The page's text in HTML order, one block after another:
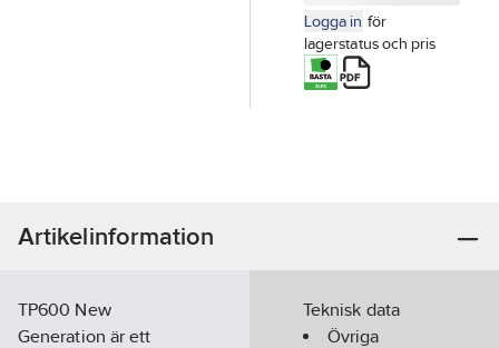
Logga in för
lagerstatus och pris
Artikelinformation
TP600 New
Generation är ett
Teknisk data
Övriga